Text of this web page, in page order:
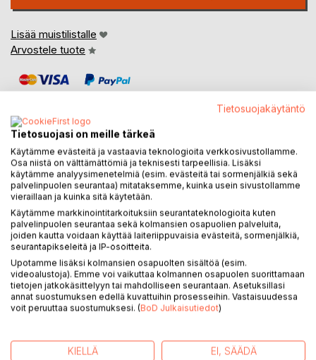
Lisää muistilistalle
Arvostele tuote
KUVAUS
Pako kotiseudulta, evakkomatkat ja uuden elämän
aloittaminen vaativat vahvaa uskoa ja toivoa selviämisestä.
Tarinan Mairen iäkäs isoäiti ei enää jaksanut sopeutua uusiin
haasteisiin. Viimeiset vuotensa vanhainkodissa hän elää
omissa maailmoissaan. Vai uskalsiko hän vihdoin kohdata
nuoruutensa rankat tositapahtumat?
KIRJAILIJA
LEHDISTÖARVOSTELUT
Tietosuojakäytäntö
Tietosuojasi on meille tärkeä
Käytämme evästeitä ja vastaavia teknologioita verkkosivustollamme.
Osa niistä on välttämättömiä ja teknisesti tarpeellisia. Lisäksi
käytämme analyysimenetelmiä (esim. evästeitä tai sormenjälkiä sekä
palvelinpuolen seurantaa) mitataksemme, kuinka usein sivustollamme
vieraillaan ja kuinka sitä käytetään.
Käytämme markkinointitarkoituksiin seurantateknologioita kuten
palvelinpuolen seurantaa sekä kolmansien osapuolien palveluita,
joiden kautta voidaan käyttää laiteriippuvaisia evästeitä, sormenjälkiä,
seurantapikseleitä ja IP-osoitteita.
Upotamme lisäksi kolmansien osapuolten sisältöä (esim.
videoalustoja). Emme voi vaikuttaa kolmannen osapuolen suorittamaan
tietojen jatkokäsittelyyn tai mahdolliseen seurantaan. Asetuksillasi
annat suostumuksen edellä kuvattuihin prosesseihin. Vastaisuudessa
voit peruuttaa suostumuksesi. (BoD Julkaisutiedot)
KIELLÄ EI, SÄÄDÄ